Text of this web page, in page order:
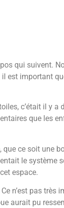
qui suivent.
est important
c’était il y
que les
ce soit une
le système
espace.
n’est pas très
aurait pu